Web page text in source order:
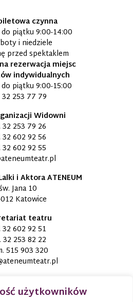
użytkowników
czynna
piątku 9:00-14:00
i niedziele
przed spektaklem
rezerwacja miejsc
indywidualnych
piątku 9:00-15:00
32 253 77 79
Widowni
32 253 79 26
32 602 92 56
32 602 92 55
i Aktora ATENEUM
Jana 10
Katowice
teatru
32 602 92 51
32 253 82 22
515 903 320